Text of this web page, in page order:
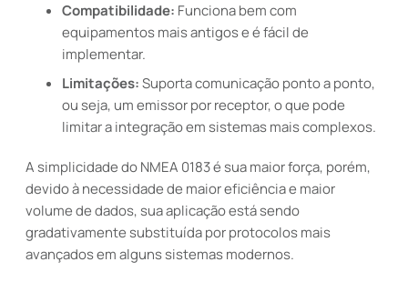
Compatibilidade: Funciona bem com
equipamentos mais antigos e é fácil de
implementar.
Limitações:Suporta comunicação ponto a ponto,
ou seja, um emissor por receptor, o que pode
limitar a integração em sistemas mais complexos.
A simplicidade do NMEA 0183 é sua maior força, porém,
devido à necessidade de maior eficiência e maior
volume de dados, sua aplicação está sendo
gradativamente substituída por protocolos mais
avançados em alguns sistemas modernos.